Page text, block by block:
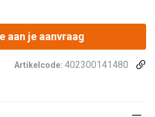
aan je aanvraag
Artikelcode: 402300141480